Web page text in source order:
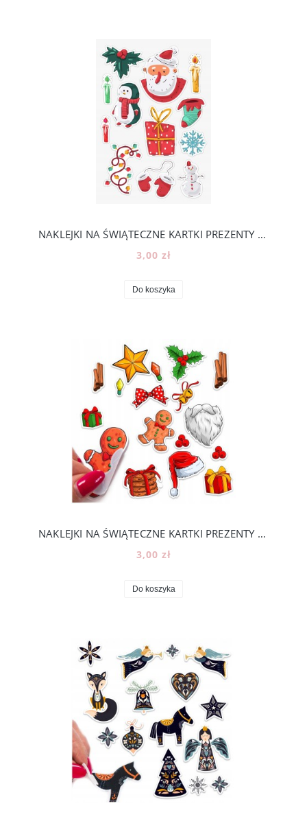
NAKLEJKI NA ŚWIĄTECZNE KARTKI PREZENTY KALENDARZ ADWENTOWY -ROZMIAR A5 [14]
3,00 zł
Do koszyka
NAKLEJKI NA ŚWIĄTECZNE KARTKI PREZENTY KALENDARZ ADWENTOWY -ROZMIAR A5 [15]
3,00 zł
Do koszyka